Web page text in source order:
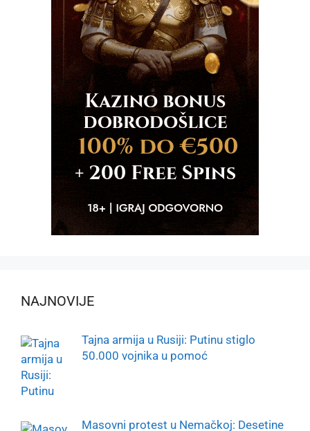
NAJNOVIJE
Tajna armija u Rusiji: Putinu stiglo
50.000 vojnika u pomoć
Masovni protest u Nemačkoj: Desetine